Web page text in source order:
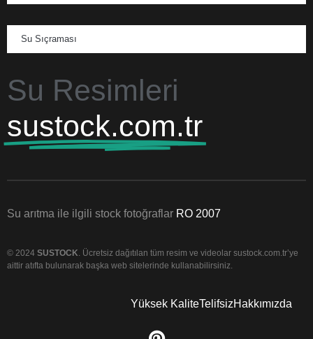
Su Sıçraması
Su Resimleri
sustock.com.tr
Su arıtma ile ilgili stock fotoğraflar RO 2007
© 2024 SUSTOCK . Ücretsiz dağıtılan tüm resim ve videolar sustock.com.tr’ye
aittir atıfta bulunarak başka web sitelerinde kullanabilirsiniz.
Yüksek KaliteTelifsizHakkımızda